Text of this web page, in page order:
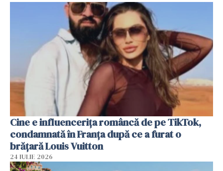
Cine e influencerița româncă de pe TikTok,
condamnată în Franța după ce a furat o
brățară Louis Vuitton
24 IULIE 2026